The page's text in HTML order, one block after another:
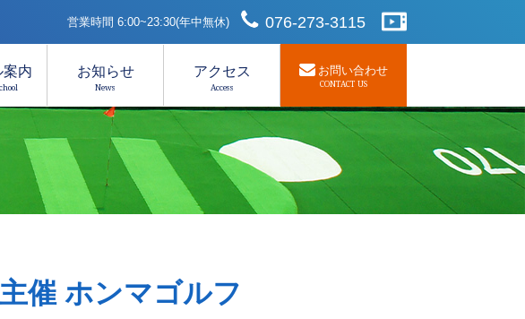
営業時間 6:00~23:30(年中無休) 076-273-3115
内 お知らせ
News
アクセス
Access
お問い合わせ
CONTACT US
催 ホンマゴルフ